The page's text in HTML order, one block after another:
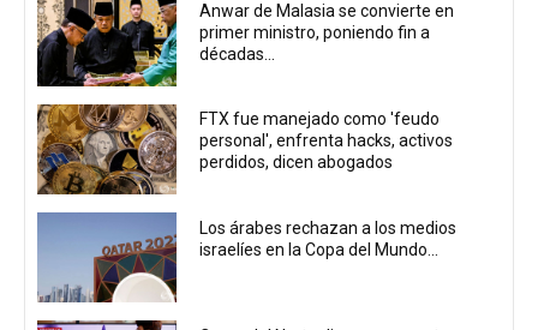
Anwar de Malasia se convierte en
primer ministro, poniendo fin a
décadas...
FTX fue manejado como 'feudo
personal', enfrenta hacks, activos
perdidos, dicen abogados
Los árabes rechazan a los medios
israelíes en la Copa del Mundo...